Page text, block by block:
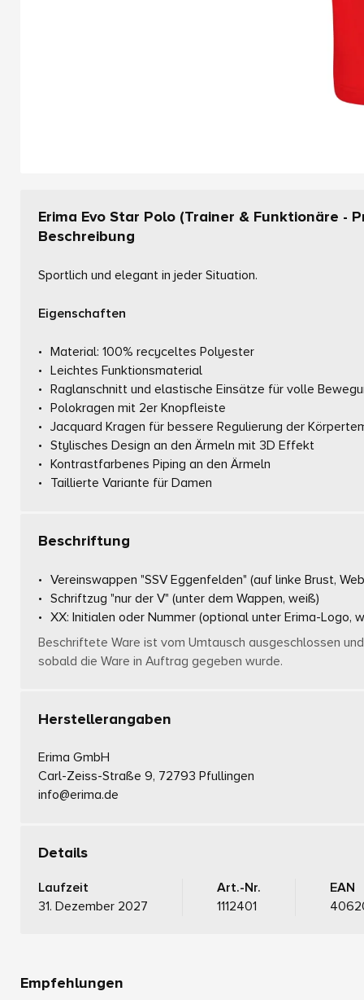
Erima Evo Star Polo (Trainer & Funktionäre -
Beschreibung
Sportlich und elegant in jeder Situation.
Eigenschaften
Material: 100% recyceltes Polyester
Leichtes Funktionsmaterial
Raglanschnitt und elastische Einsätze für volle
Polokragen mit 2er Knopfleiste
Jacquard Kragen für bessere Regulierung der
Stylisches Design an den Ärmeln mit 3D Effekt
Kontrastfarbenes Piping an den Ärmeln
Taillierte Variante für Damen
Beschriftung
Vereinswappen "SSV Eggenfelden" (auf linke Brust,
Schriftzug "nur der V" (unter dem Wappen, weiß)
XX: Initialen oder Nummer (optional unter Erima-Logo,
Beschriftete Ware ist vom Umtausch ausgeschlossen
sobald die Ware in Auftrag gegeben wurde.
Herstellerangaben
Erima GmbH
Carl-Zeiss-Straße 9, 72793 Pfullingen
info@erima.de
Details
Laufzeit
31. Dezember 2027
Art.-Nr.
1112401
EAN
Empfehlungen